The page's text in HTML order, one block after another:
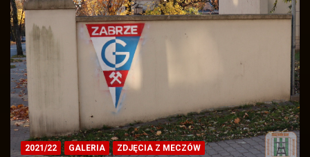
2021/22 GALERIA ZDJĘCIA Z MECZÓW